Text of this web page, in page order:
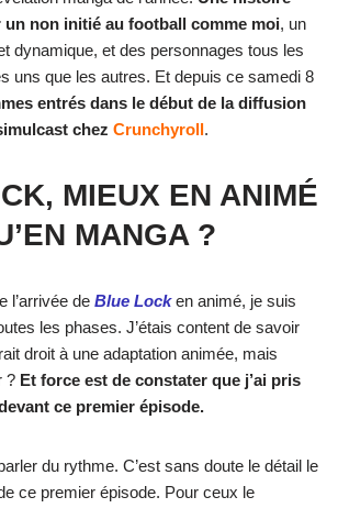
non initié au football comme moi, un
dynamique, et des personnages tous les
uns que les autres. Et depuis ce samedi 8
entrés dans le début de la diffusion
chez Crunchyroll .
MIEUX EN ANIMÉ
MANGA ?
l’arrivée de Blue Locken animé, je suis
les phases. J’étais content de savoir
droit à une adaptation animée, mais
? Et force est de constater que j’ai pris
ce premier épisode.
du rythme. C’est sans doute le détail le
ce premier épisode. Pour ceux le